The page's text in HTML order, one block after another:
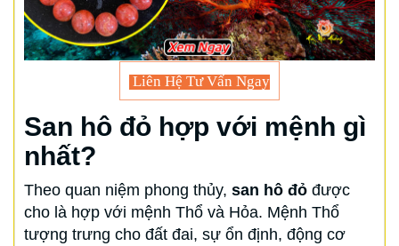
Liên Hệ Tư Vấn Ngay
San hô đỏ hợp với mệnh gì
nhất?
Theo quan niệm phong thủy, san hô đỏ được
cho là hợp với mệnh Thổ và Hỏa. Mệnh Thổ
tượng trưng cho đất đai, sự ổn định, động cơ